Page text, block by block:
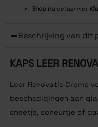
Shop nu betaal met
Beschrijving van dit
KAPS LEER
Leer Renovatie Creme
beschadigingen aan
sneetje, scheurtje of